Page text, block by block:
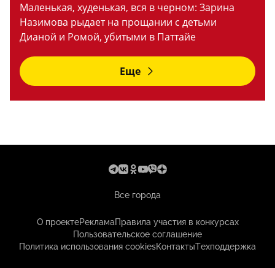
Маленькая, худенькая, вся в черном: Зарина
Назимова рыдает на прощании с детьми
Дианой и Ромой, убитыми в Паттайе
Еще
Все города
О проектеРекламаПравила участия в конкурсах
Пользовательское соглашение
Политика использования cookiesКонтактыТехподдержка